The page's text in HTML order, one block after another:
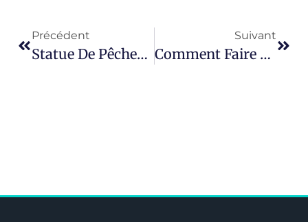
Précédent
Statue De Pêcheur Chinois
Suivant
Comment Faire Des Sculptures En Argile ?